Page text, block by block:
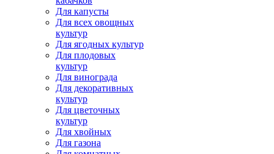
Для капусты
Для всех овощных
культур
Для ягодных культур
Для плодовых
культур
Для винограда
Для декоративных
культур
Для цветочных
культур
Для хвойных
Для газона